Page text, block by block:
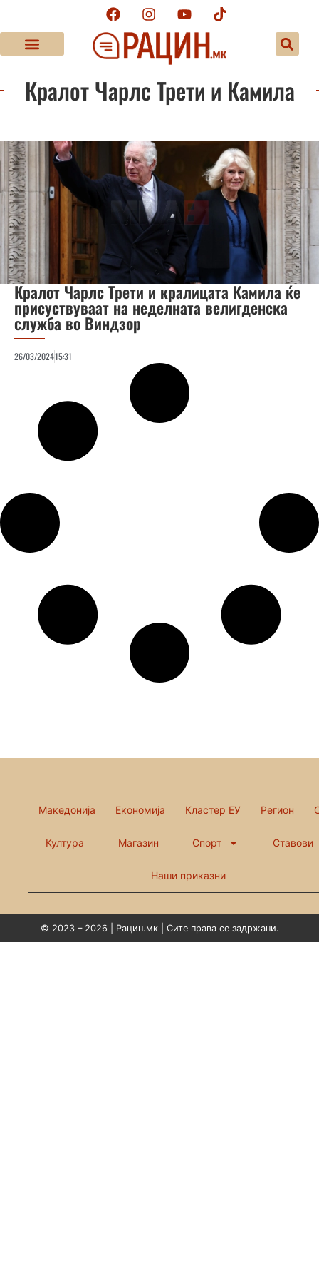
Кралот Чарлс Трети и Камила
Кралот Чарлс Трети и кралицата Камила ќе
присуствуваат на неделната велигденска
служба во Виндзор
26/03/202415:31
Македонија Економија Кластер ЕУ Регион
Култура Магазин Спорт Ставови
Наши приказни
© 2023 – 2026 | Рацин.мк | Сите права се задржани.